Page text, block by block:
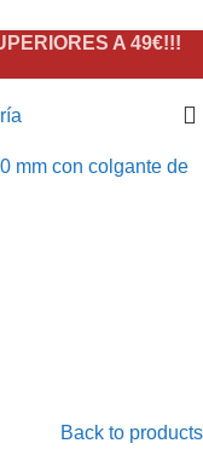
A 49€!!!
Back to products